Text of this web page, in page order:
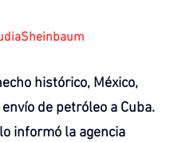
histórico, México,
de petróleo a Cuba.
informó la agencia